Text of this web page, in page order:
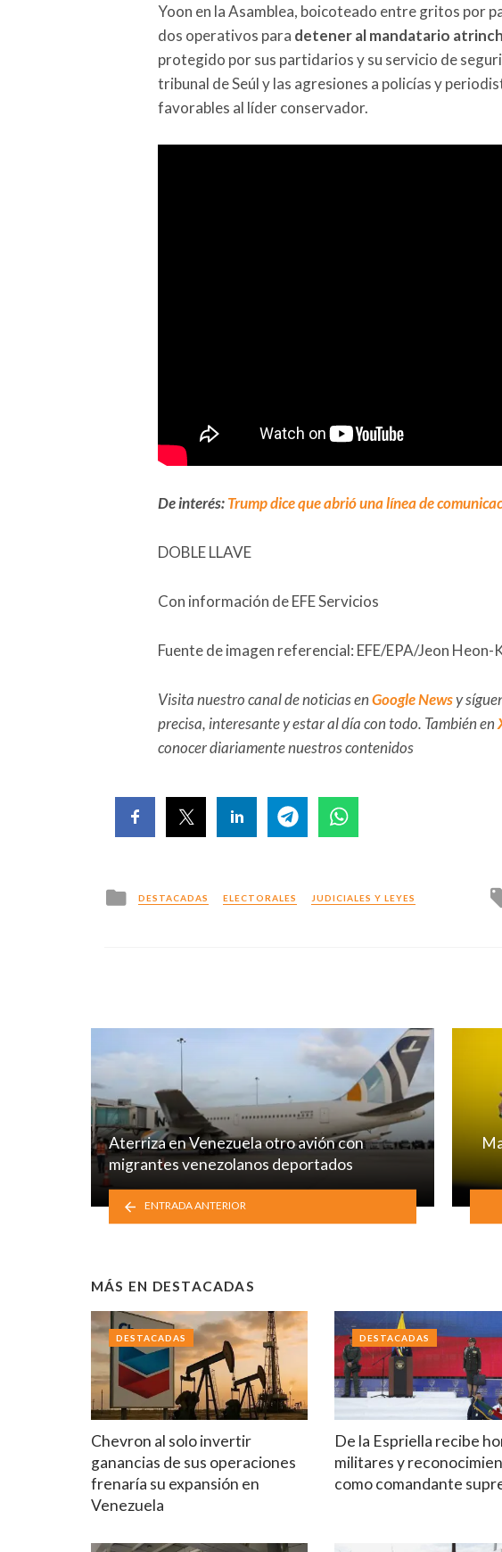
Yoon en la Asamblea, boicoteado entre gritos por
dos operativos para detener al mandatario
protegido por sus partidarios y su servicio de
tribunal de Seúl y las agresiones a policías y
favorables al líder conservador.
De interés:Trump dice que abrió una línea de
DOBLE LLAVE
Con información de EFE Servicios
Fuente de imagen referencial: EFE/EPA/Jeon Heon-
Visita nuestro canal de noticias enGoogle Newsy
precisa, interesante y estar al día con todo. También en
conocer diariamente nuestros contenidos
Posted
in
DESTACADAS ELECTORALES JUDICIALES Y LEYES
Aterriza en Venezuela otro avión con
migrantes venezolanos deportados
ENTRADA ANTERIOR
MÁS EN DESTACADAS
Chevron al solo invertir
ganancias de sus operaciones
frenaría su expansión en
Venezuela
DESTACADAS
De la Espriella recibe
militares y
como comandante
DESTACADAS